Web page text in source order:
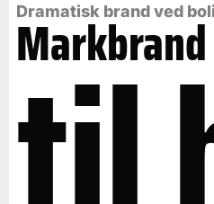
Dramatisk brand ved
til